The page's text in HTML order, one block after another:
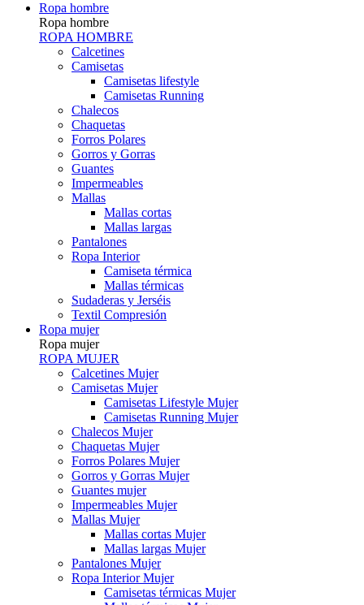
Ropa hombre
Ropa hombre
ROPA HOMBRE
Calcetines
Camisetas
Camisetas lifestyle
Camisetas Running
Chalecos
Chaquetas
Forros Polares
Gorros y Gorras
Guantes
Impermeables
Mallas
Mallas cortas
Mallas largas
Pantalones
Ropa Interior
Camiseta térmica
Mallas térmicas
Sudaderas y Jerséis
Textil Compresión
Ropa mujer
Ropa mujer
ROPA MUJER
Calcetines Mujer
Camisetas Mujer
Camisetas Lifestyle Mujer
Camisetas Running Mujer
Chalecos Mujer
Chaquetas Mujer
Forros Polares Mujer
Gorros y Gorras Mujer
Guantes mujer
Impermeables Mujer
Mallas Mujer
Mallas cortas Mujer
Mallas largas Mujer
Pantalones Mujer
Ropa Interior Mujer
Camisetas térmicas Mujer